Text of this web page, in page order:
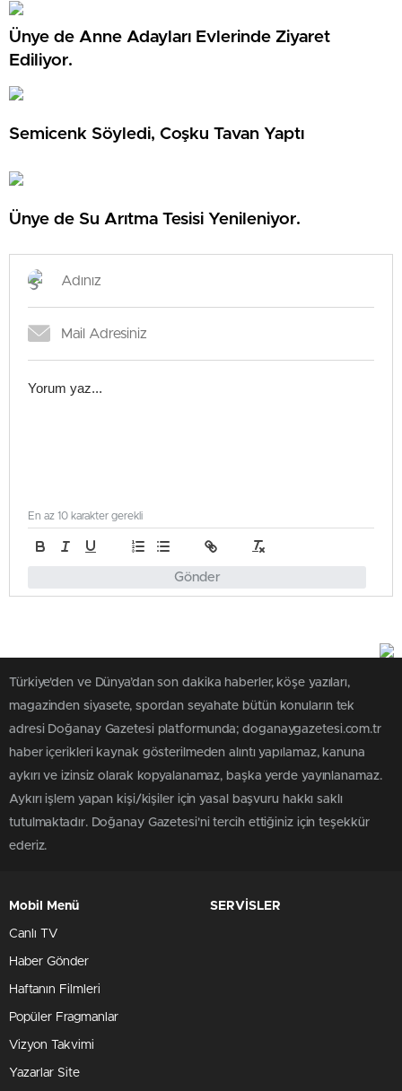
Ünye de Anne Adayları Evlerinde Ziyaret
Ediliyor.
Semicenk Söyledi, Coşku Tavan Yaptı
Ünye de Su Arıtma Tesisi Yenileniyor.
Gönder
En az 10 karakter gerekli
Türkiye'den ve Dünya’dan son dakika haberler, köşe yazıları,
magazinden siyasete, spordan seyahate bütün konuların tek
adresi Doğanay Gazetesi platformunda; doganaygazetesi.com.tr
haber içerikleri kaynak gösterilmeden alıntı yapılamaz, kanuna
aykırı ve izinsiz olarak kopyalanamaz, başka yerde yayınlanamaz.
Aykırı işlem yapan kişi/kişiler için yasal başvuru hakkı saklı
tutulmaktadır. Doğanay Gazetesi'ni tercih ettiğiniz için teşekkür
ederiz.
Mobil Menü
Canlı TV
Haber Gönder
Haftanın Filmleri
Popüler Fragmanlar
Vizyon Takvimi
Yazarlar Site
SERVİSLER